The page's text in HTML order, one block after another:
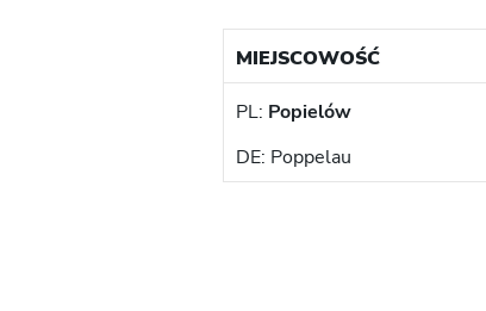
MIEJSCOWOŚĆ
PL: Popielów
DE: Poppelau